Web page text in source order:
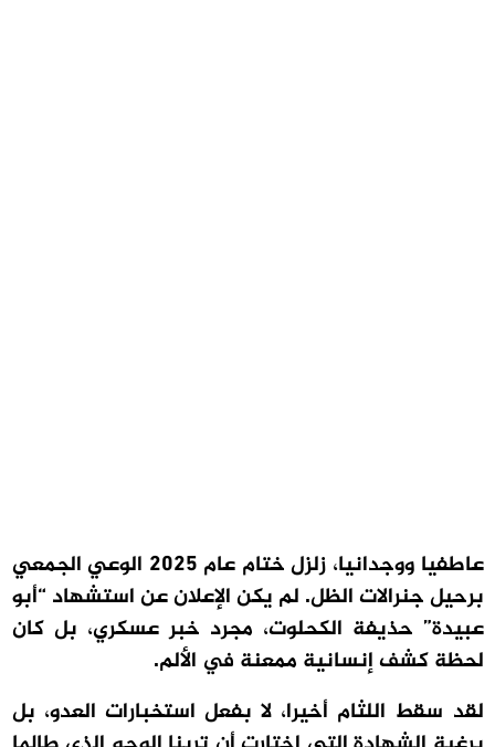
عاطفيا ووجدانيا، زلزل ختام عام 2025 الوعي الجمعي
برحيل جنرالات الظل. لم يكن الإعلان عن استشهاد “أبو
عبيدة” حذيفة الكحلوت، مجرد خبر عسكري، بل كان
لحظة كشف إنسانية ممعنة في الألم.
لقد سقط اللثام أخيرا، لا بفعل استخبارات العدو، بل